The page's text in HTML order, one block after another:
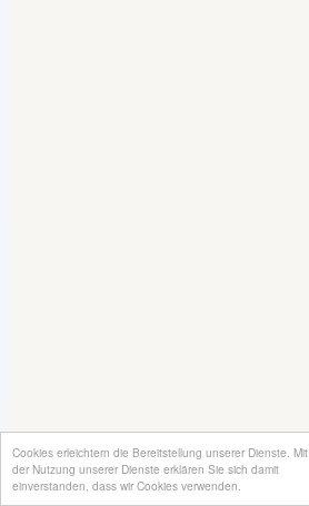
Cookies erleichtern die Bereitstellung unserer Dienste. Mit
der Nutzung unserer Dienste erklären Sie sich damit
einverstanden, dass wir Cookies verwenden.